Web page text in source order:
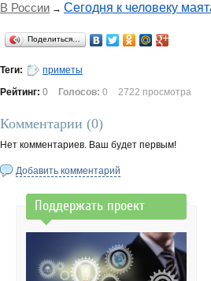
В России → Сегодня к человеку
Поделиться…
Теги:
приметы
Рейтинг: 0 Голосов: 0 2722 просмотра
Комментарии (0)
Нет комментариев. Ваш будет первым!
Добавить комментарий
Поддержать проект